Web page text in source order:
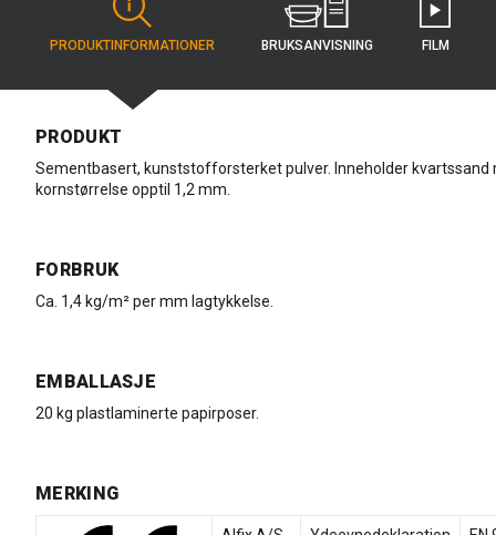
PRODUKT­INFORMATIONER BRUKS­ANVISNING FILM
PRODUKT
Sementbasert, kunststofforsterket pulver. Inneholder kvartssand
kornstørrelse opptil 1,2 mm.
FORBRUK
Ca. 1,4 kg/m² per mm lagtykkelse.
EMBALLASJE
20 kg plastlaminerte papirposer.
MERKING